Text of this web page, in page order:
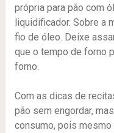
própria para pão com
liquidificador. Sobre a
fio de óleo. Deixe
que o tempo de forno
forno.
Com as dicas de
pão sem engordar,
consumo, pois